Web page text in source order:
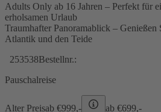
Adults Only ab 16 Jahren – Perfekt für
erholsamen Urlaub
Traumhafter Panoramablick –
Atlantik und den Teide
253538Bestellnr.:
Pauschalreise
Alter Preisab €999,- ab €699,-